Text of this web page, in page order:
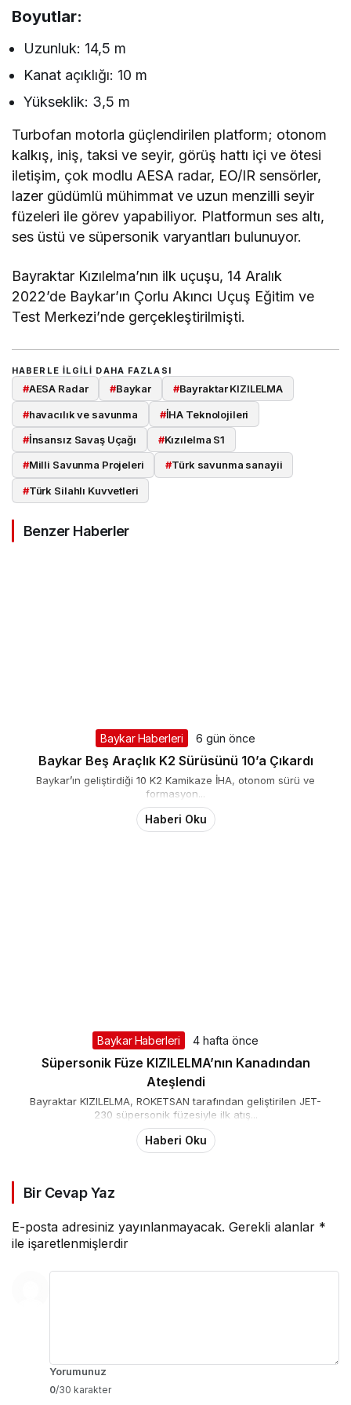
Boyutlar:
Uzunluk: 14,5 m
Kanat açıklığı: 10 m
Yükseklik: 3,5 m
Turbofan motorla güçlendirilen platform; otonom
kalkış, iniş, taksi ve seyir, görüş hattı içi ve ötesi
iletişim, çok modlu AESA radar, EO/IR sensörler,
lazer güdümlü mühimmat ve uzun menzilli seyir
füzeleri ile görev yapabiliyor. Platformun ses altı,
ses üstü ve süpersonik varyantları bulunuyor.
Bayraktar Kızılelma’nın ilk uçuşu, 14 Aralık
2022’de Baykar’ın Çorlu Akıncı Uçuş Eğitim ve
Test Merkezi’nde gerçekleştirilmişti.
HABERLE ILGILI DAHA FAZLASI
#AESA Radar #Baykar #Bayraktar KIZILELMA
#havacılık ve savunma #İHA Teknolojileri
#İnsansız Savaş Uçağı #Kızılelma S1
#Milli Savunma Projeleri #Türk savunma sanayii
#Türk Silahlı Kuvvetleri
Benzer Haberler
Baykar Haberleri 6 gün önce
Baykar Beş Araçlık K2 Sürüsünü 10’a Çıkardı
Baykar’ın geliştirdiği 10 K2 Kamikaze İHA, otonom sürü ve
formasyon...
Haberi Oku
Baykar Haberleri 4 hafta önce
Süpersonik Füze KIZILELMA’nın Kanadından
Ateşlendi
Bayraktar KIZILELMA, ROKETSAN tarafından geliştirilen JET-
230 süpersonik füzesiyle ilk atış...
Haberi Oku
Bir Cevap Yaz
E-posta adresiniz yayınlanmayacak. Gerekli alanlar *
ile işaretlenmişlerdir
Yorumunuz
0/30 karakter